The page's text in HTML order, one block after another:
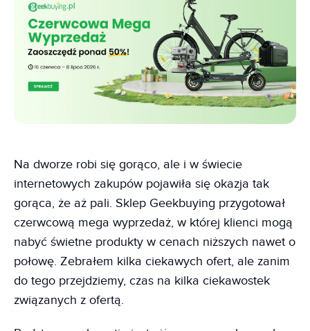
Na dworze robi się gorąco, ale i w świecie
internetowych zakupów pojawiła się okazja tak
gorąca, że aż pali. Sklep Geekbuying przygotował
czerwcową mega wyprzedaż, w której klienci mogą
nabyć świetne produkty w cenach niższych nawet o
połowę. Zebrałem kilka ciekawych ofert, ale zanim
do tego przejdziemy, czas na kilka ciekawostek
związanych z ofertą.